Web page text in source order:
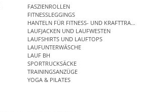
FASZIENROLLEN
FITNESSLEGGINGS
HANTELN FÜR FITNESS- UND
LAUFJACKEN UND LAUFWESTEN
LAUFSHIRTS UND LAUFTOPS
LAUFUNTERWÄSCHE
LAUF BH
SPORTRUCKSÄCKE
TRAININGSANZÜGE
YOGA & PILATES